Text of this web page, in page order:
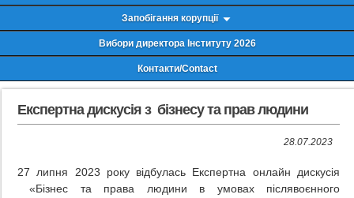
Запобігання корупції
Вибори директора Інституту 2026
Контакти/Contact
Експертна дискусія з бізнесу та прав людини
28.07.2023
27 липня 2023 року відбулась Експертна онлайн дискусія
«Бізнес та права людини в умовах післявоєнного